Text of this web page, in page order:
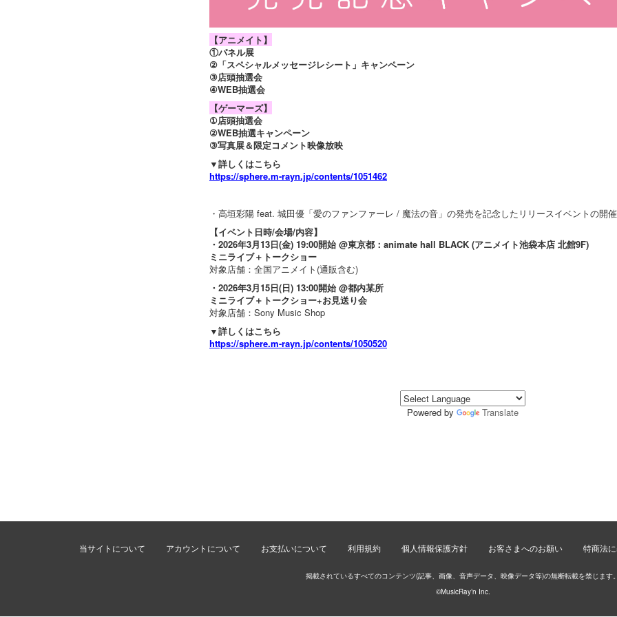
【アニメイト】
①パネル展
②「スペシャルメッセージレシート」キャンペーン
③店頭抽選会
④WEB抽選会
【ゲーマーズ】
①店頭抽選会
②WEB抽選キャンペーン
③写真展＆限定コメント映像放映
▼詳しくはこちら
https://sphere.m-rayn.jp/contents/1051462
・高垣彩陽 feat. 城田優「愛のファンファーレ / 魔法の音」の発売を記念したリリースイベントの開
【イベント日時/会場/内容】
・2026年3月13日(金) 19:00開始 @東京都：animate hall BLACK (アニメイト池袋本店 北館9F)
ミニライブ＋トークショー
対象店舗：全国アニメイト(通販含む)
・2026年3月15日(日) 13:00開始 @都内某所
ミニライブ＋トークショー+お見送り会
対象店舗：Sony Music Shop
▼詳しくはこちら
https://sphere.m-rayn.jp/contents/1050520
Powered by Translate
当サイトについて アカウントについて お支払いについて 利用規約 個人情報保護方針 お客さまへのお願い 特商法
掲載されているすべてのコンテンツ(記事、画像、音声データ、映像データ等)の無断転載を禁じます。
©MusicRay’n Inc.